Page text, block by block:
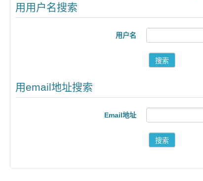
用用户名搜索
用户名
用email地址搜索
Email地址